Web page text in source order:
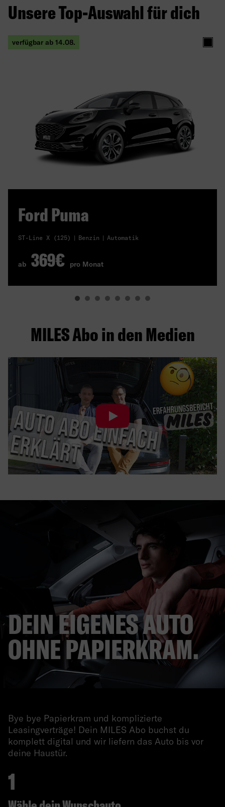
Unsere Top-Auswahl für dich
verfügbar ab 14.08.
Ford Puma
ST-Line X (125) Benzin Automatik
ab 369€ pro Monat
MILES Abo in den Medien
DEIN EIGENES AUTO
OHNE PAPIERKRAM.
Bye bye Papierkram und komplizierte
Leasingverträge! Dein MILES Abo buchst du
komplett digital und wir liefern das Auto bis vor
deine Haustür.